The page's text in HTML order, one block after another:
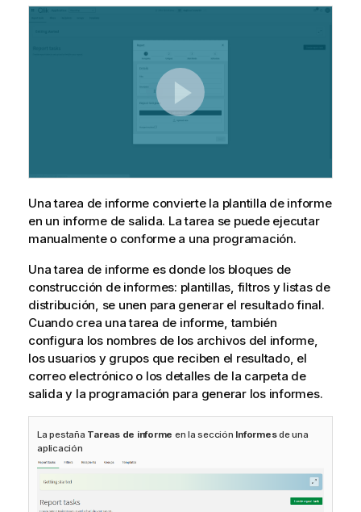
Una tarea de informe convierte la plantilla de informe
en un informe de salida. La tarea se puede ejecutar
manualmente o conforme a una programación.
Una tarea de informe es donde los bloques de
construcción de informes: plantillas, filtrosy listas de
distribución , se unen para generar el resultado final.
Cuando crea una tarea de informe, también
configura los nombres de los archivos del informe,
los usuarios y grupos que reciben el resultado, el
correo electrónico o los detalles de la carpeta de
salida y la programación para generar los informes.
La pestaña Tareas de informe en la sección Informesde una
aplicación